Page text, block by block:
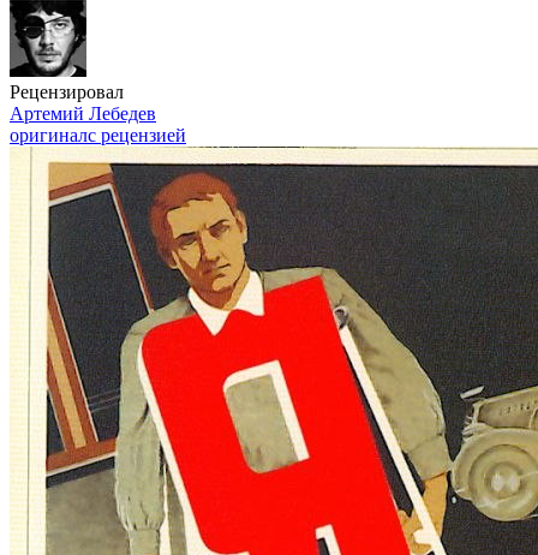
Рецензировал
Артемий Лебедев
оригиналс рецензией